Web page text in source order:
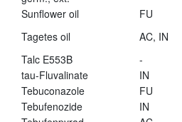
Sunflower oil FU
Tagetes oil
AC, IN
Talc E553B
-
tau-Fluvalinate
IN
Tebuconazole
FU
Tebufenozide
IN